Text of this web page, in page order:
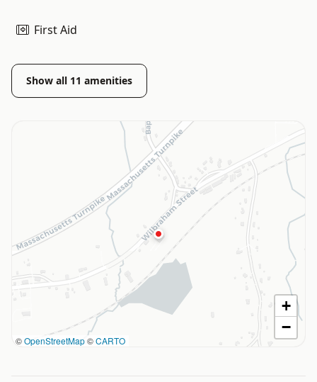
First Aid
Show all 11 amenities
©OpenStreetMap©CARTO
+
−